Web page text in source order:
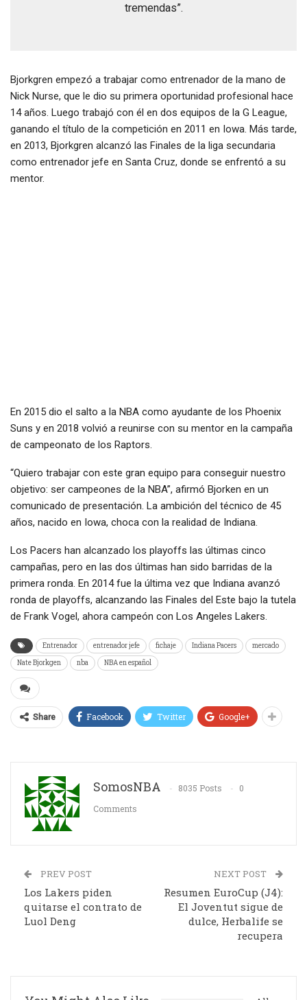
tremendas”.
Bjorkgren empezó a trabajar como entrenador de la mano de
Nick Nurse, que le dio su primera oportunidad profesional hace
14 años. Luego trabajó con él en dos equipos de la G League,
ganando el título de la competición en 2011 en Iowa. Más tarde,
en 2013, Bjorkgren alcanzó las Finales de la liga secundaria
como entrenador jefe en Santa Cruz, donde se enfrentó a su
mentor.
En 2015 dio el salto a la NBA como ayudante de los Phoenix
Suns y en 2018 volvió a reunirse con su mentor en la campaña
de campeonato de los Raptors.
“Quiero trabajar con este gran equipo para conseguir nuestro
objetivo: ser campeones de la NBA”, afirmó Bjorken en un
comunicado de presentación. La ambición del técnico de 45
años, nacido en Iowa, choca con la realidad de Indiana.
Los Pacers han alcanzado los playoffs las últimas cinco
campañas, pero en las dos últimas han sido barridas de la
primera ronda. En 2014 fue la última vez que Indiana avanzó
ronda de playoffs, alcanzando las Finales del Este bajo la tutela
de Frank Vogel, ahora campeón con Los Angeles Lakers.
Entrenador entrenador jefe fichaje Indiana Pacers
mercado
Nate Bjorkgen
nba NBA en español
Share Facebook Twitter Google+
SomosNBA 8035 Posts
0
Comments
PREV POST
Los Lakers piden
quitarse el contrato de
Luol Deng
NEXT POST
Resumen EuroCup (J4):
El Joventut sigue de
dulce, Herbalife se
recupera